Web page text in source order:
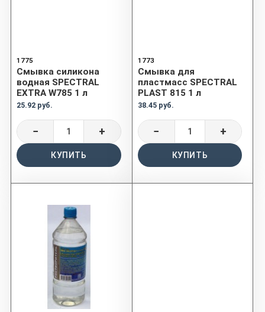
1775
Смывка силикона
водная SPECTRAL
EXTRA W785 1 л
25.92 руб.
− +
КУПИТЬ
1773
Смывка для
пластмасс SPECTRAL
PLAST 815 1 л
38.45 руб.
− +
КУПИТЬ